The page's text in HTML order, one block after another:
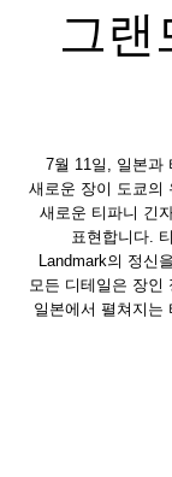
그랜
7월 11일, 일본과
새로운 장이 도쿄의
새로운 티파니 긴
표현합니다.
Landmark의 정신
모든 디테일은 장인
일본에서 펼쳐지는